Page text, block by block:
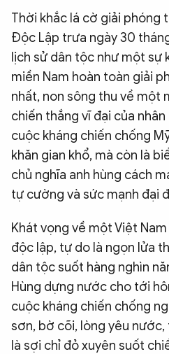
VĂN HÓA - THỂ THAO
BẠN ĐỌC & CAND
ĐA PHƯƠNG TIỆN
eMagazine
Video
Infographic
Chuyên đề
Thời khắc lá cờ giải phóng
Độc Lập trưa ngày 30
lịch sử dân tộc như một sự
miền Nam hoàn toàn giải
nhất, non sông thu về một
chiến thắng vĩ đại của
cuộc kháng chiến chống
khăn gian khổ, mà còn là
chủ nghĩa anh hùng cách
tự cường và sức mạnh đại
Khát vọng về một Việt
độc lập, tự do là ngọn lửa
dân tộc suốt hàng nghìn
Hùng dựng nước cho tới
cuộc kháng chiến chống
sơn, bờ cõi, lòng yêu
là sợi chỉ đỏ xuyên suốt